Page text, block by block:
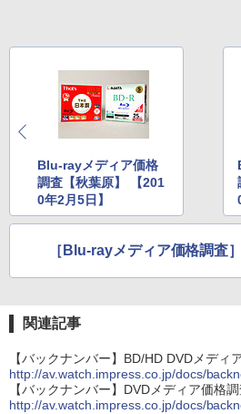
Blu-rayメディア価格
調査【秋葉原】 【201
0年2月5日】
［Blu-rayメディア価格調査
関連記事
【バックナンバー】BD/HD DVDメディ
http://av.watch.impress.co.jp/docs/
【バックナンバー】DVDメディア価格
http://av.watch.impress.co.jp/docs/